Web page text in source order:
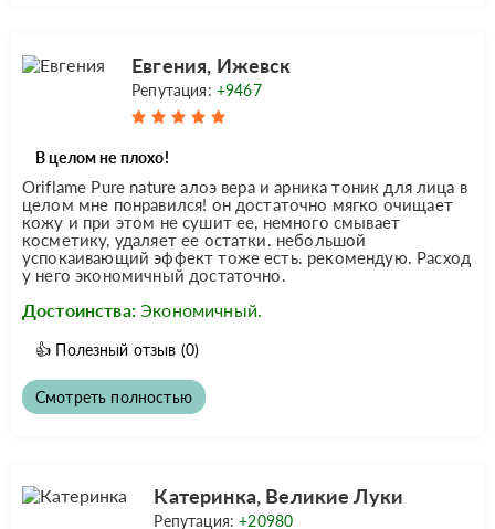
Евгения, Ижевск
Репутация: +9467
В целом не плохо!
Oriflame Pure nature алоэ вера и арника тоник для лица в
целом мне понравился! он достаточно мягко очищает
кожу и при этом не сушит ее, немного смывает
косметику, удаляет ее остатки. небольшой
успокаивающий эффект тоже есть. рекомендую. Расход
у него экономичный достаточно.
Достоинства: Экономичный.
👍 Полезный отзыв (0)
Смотреть полностью
Катеринка, Великие Луки
Репутация:+20980